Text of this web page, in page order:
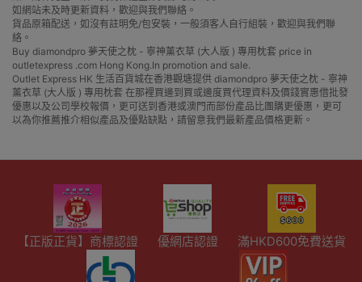
如網站未及時更新資料，歡迎與我們聯絡。
貨品原箱配送，如沒有註明免/包安裝，一般須客人自行組裝，歡迎與我們聯
絡。
Buy diamondpro 夢天使之枕 - 寧神薰衣草 (大人版 ) 專用枕套 price in
outletexpress .com Hong Kong.In promotion and sale.
Outlet Express HK 生活百貨城在香港觀塘提供 diamondpro 夢天使之枕 - 寧神
薰衣草 (大人版 ) 專用枕套 在那裡買邊到買或邊度買代理資料及價錢實惠借批發
優惠以及公司學校報價，更可送到香港或澳門而部份產品比團購更優惠，更可
以為你推薦推介相似產品及優點缺點，請留意我們最新產品價格更新。
【正版正貨】商標認證 優網店認證 滿HKD600免費送貨